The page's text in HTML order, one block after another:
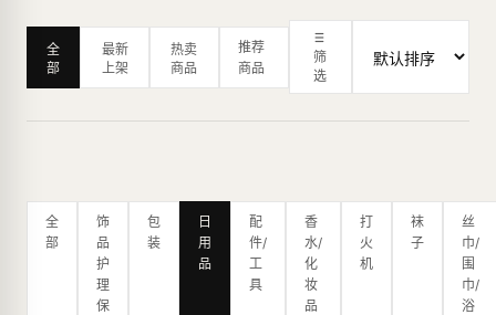
全
部
最新
上架
热卖
商品
推荐
商品
筛
选
全
部
饰
品
护
理
保
包
装
日
用
品
配
件/
工
具
香
水/
化
妆
品
打
火
机
袜
子
丝
巾/
围
巾/
浴